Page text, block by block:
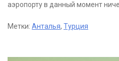
аэропорту в данный момент
Метки: Анталья, Турция